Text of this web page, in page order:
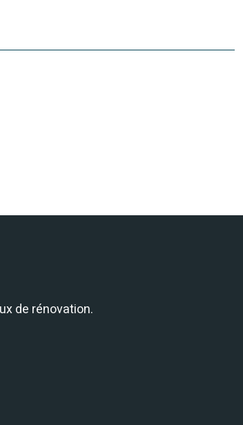
de rénovation.